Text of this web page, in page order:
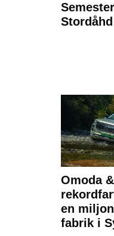
Stordåhd
Omoda
en
fabrik i